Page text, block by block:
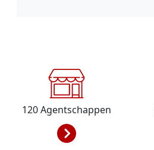
120Agentschappen